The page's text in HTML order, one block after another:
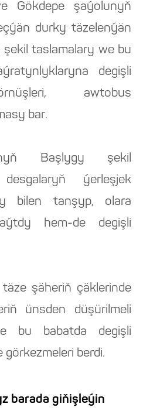
Gökdepe şaýolunyň
durky täzelenýän
taslamalary we bu
degişli
awtobus
bar.
Başlygy şekil
ýerleşjek
bilen tanşyp, olara
hem-de degişli
şäheriň çäklerinde
ünsden düşürilmeli
bu babatda degişli
berdi.
barada giňişleýin